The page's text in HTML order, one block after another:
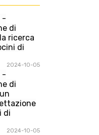
-
di
ricerca
di
2024-10-05
-
di
di
2024-10-05